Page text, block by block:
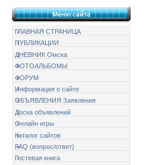
Меню сайта
ГЛАВНАЯ СТРАНИЦА
ПУБЛИКАЦИИ
ДНЕВНИК Омска
ФОТОАЛЬБОМЫ
ФОРУМ
Информация о сайте
ОБЪЯВЛЕНИЯ Заявления
Доска объявлений
Онлайн игры
Каталог сайтов
FAQ (вопрос/ответ)
Гостевая книга